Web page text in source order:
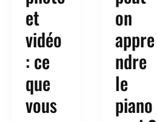
et
vidéo
: ce
que
vous
on
appre
ndre
le
piano